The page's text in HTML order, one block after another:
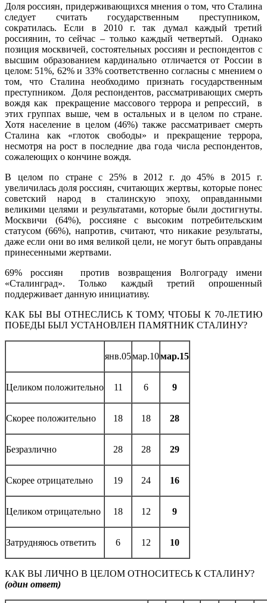
Доля россиян, придерживающихся мнения о том, что Сталина
следует считать государственным преступником,
сократилась. Если в 2010 г. так думал каждый третий
россиянин, то сейчас ­– только каждый четвертый. Однако
позиция москвичей, состоятельных россиян и респондентов с
высшим образованием кардинально отличается от России в
целом: 51%, 62% и 33% соответственно согласны с мнением о
том, что Сталина необходимо признать государственным
преступником. Доля респондентов, рассматривающих смерть
вождя как прекращение массового террора и репрессий, в
этих группах выше, чем в остальных и в целом по стране.
Хотя население в целом (46%) также рассматривает смерть
Сталина как «глоток свободы» и прекращение террора,
несмотря на рост в последние два года числа респондентов,
сожалеющих о кончине вождя.
В целом по стране с 25% в 2012 г. до 45% в 2015 г.
увеличилась доля россиян, считающих жертвы, которые понес
советский народ в сталинскую эпоху, оправданными
великими целями и результатами, которые были достигнуты.
Москвичи (64%), россияне с высоким потребительским
статусом (66%), напротив, считают, что никакие результаты,
даже если они во имя великой цели, не могут быть оправданы
принесенными жертвами.
69% россиян против возвращения Волгограду имени
«Сталинград». Только каждый третий опрошенный
поддерживает данную инициативу.
КАК БЫ ВЫ ОТНЕСЛИСЬ К ТОМУ, ЧТОБЫ К 70-ЛЕТИЮ
ПОБЕДЫ БЫЛ УСТАНОВЛЕН ПАМЯТНИК СТАЛИНУ?
янв.05мар.10мар.15
Целиком положительно 11 6 9
Скорее положительно 18 18 28
Безразлично 28 28 29
Скорее отрицательно 19 24 16
Целиком отрицательно 18 12 9
Затрудняюсь ответить 6 12 10
КАК ВЫ ЛИЧНО В ЦЕЛОМ ОТНОСИТЕСЬ К СТАЛИНУ?
(один ответ)